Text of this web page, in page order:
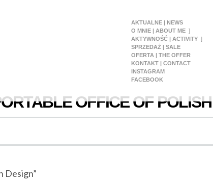
AKTUALNE | NEWS
O MNIE | ABOUT ME
AKTYWNOŚĆ | ACTIVITY
SPRZEDAŻ | SALE
OFERTA | THE OFFER
KONTAKT | CONTACT
INSTAGRAM
FACEBOOK
OFFICE OF
Design”